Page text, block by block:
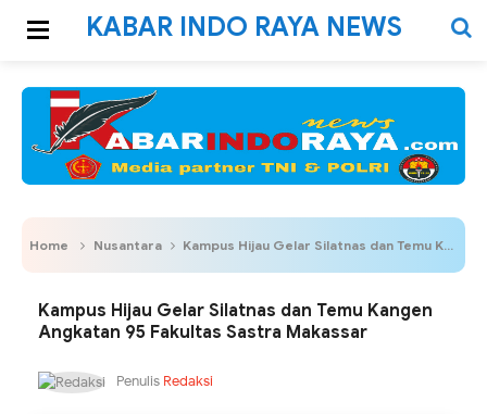
KABAR INDO RAYA NEWS
Home Nusantara Kampus Hijau Gelar Silatnas dan Temu Kangen Angkatan 95 Fakultas Sastra Makassar
Kampus Hijau Gelar Silatnas dan Temu Kangen
Angkatan 95 Fakultas Sastra Makassar
Penulis Redaksi